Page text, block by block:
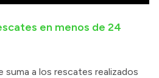
en menos de 24
a los rescates realizados